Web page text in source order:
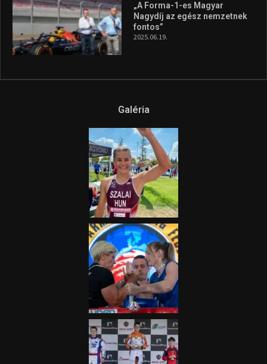
„A Forma-1-es Magyar
Nagydíj az egész nemzetnek
fontos”
2025.06.19.
Galéria